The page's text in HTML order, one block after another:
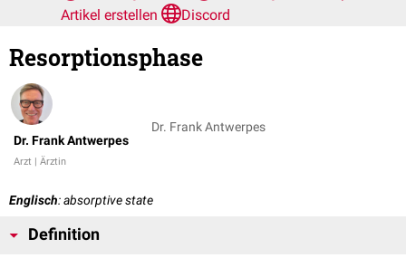
Artikel erstellen
Discord
Resorptionsphase
Dr. Frank Antwerpes
Arzt | Ärztin
Dr. Frank Antwerpes
Englisch: absorptive state
Definition